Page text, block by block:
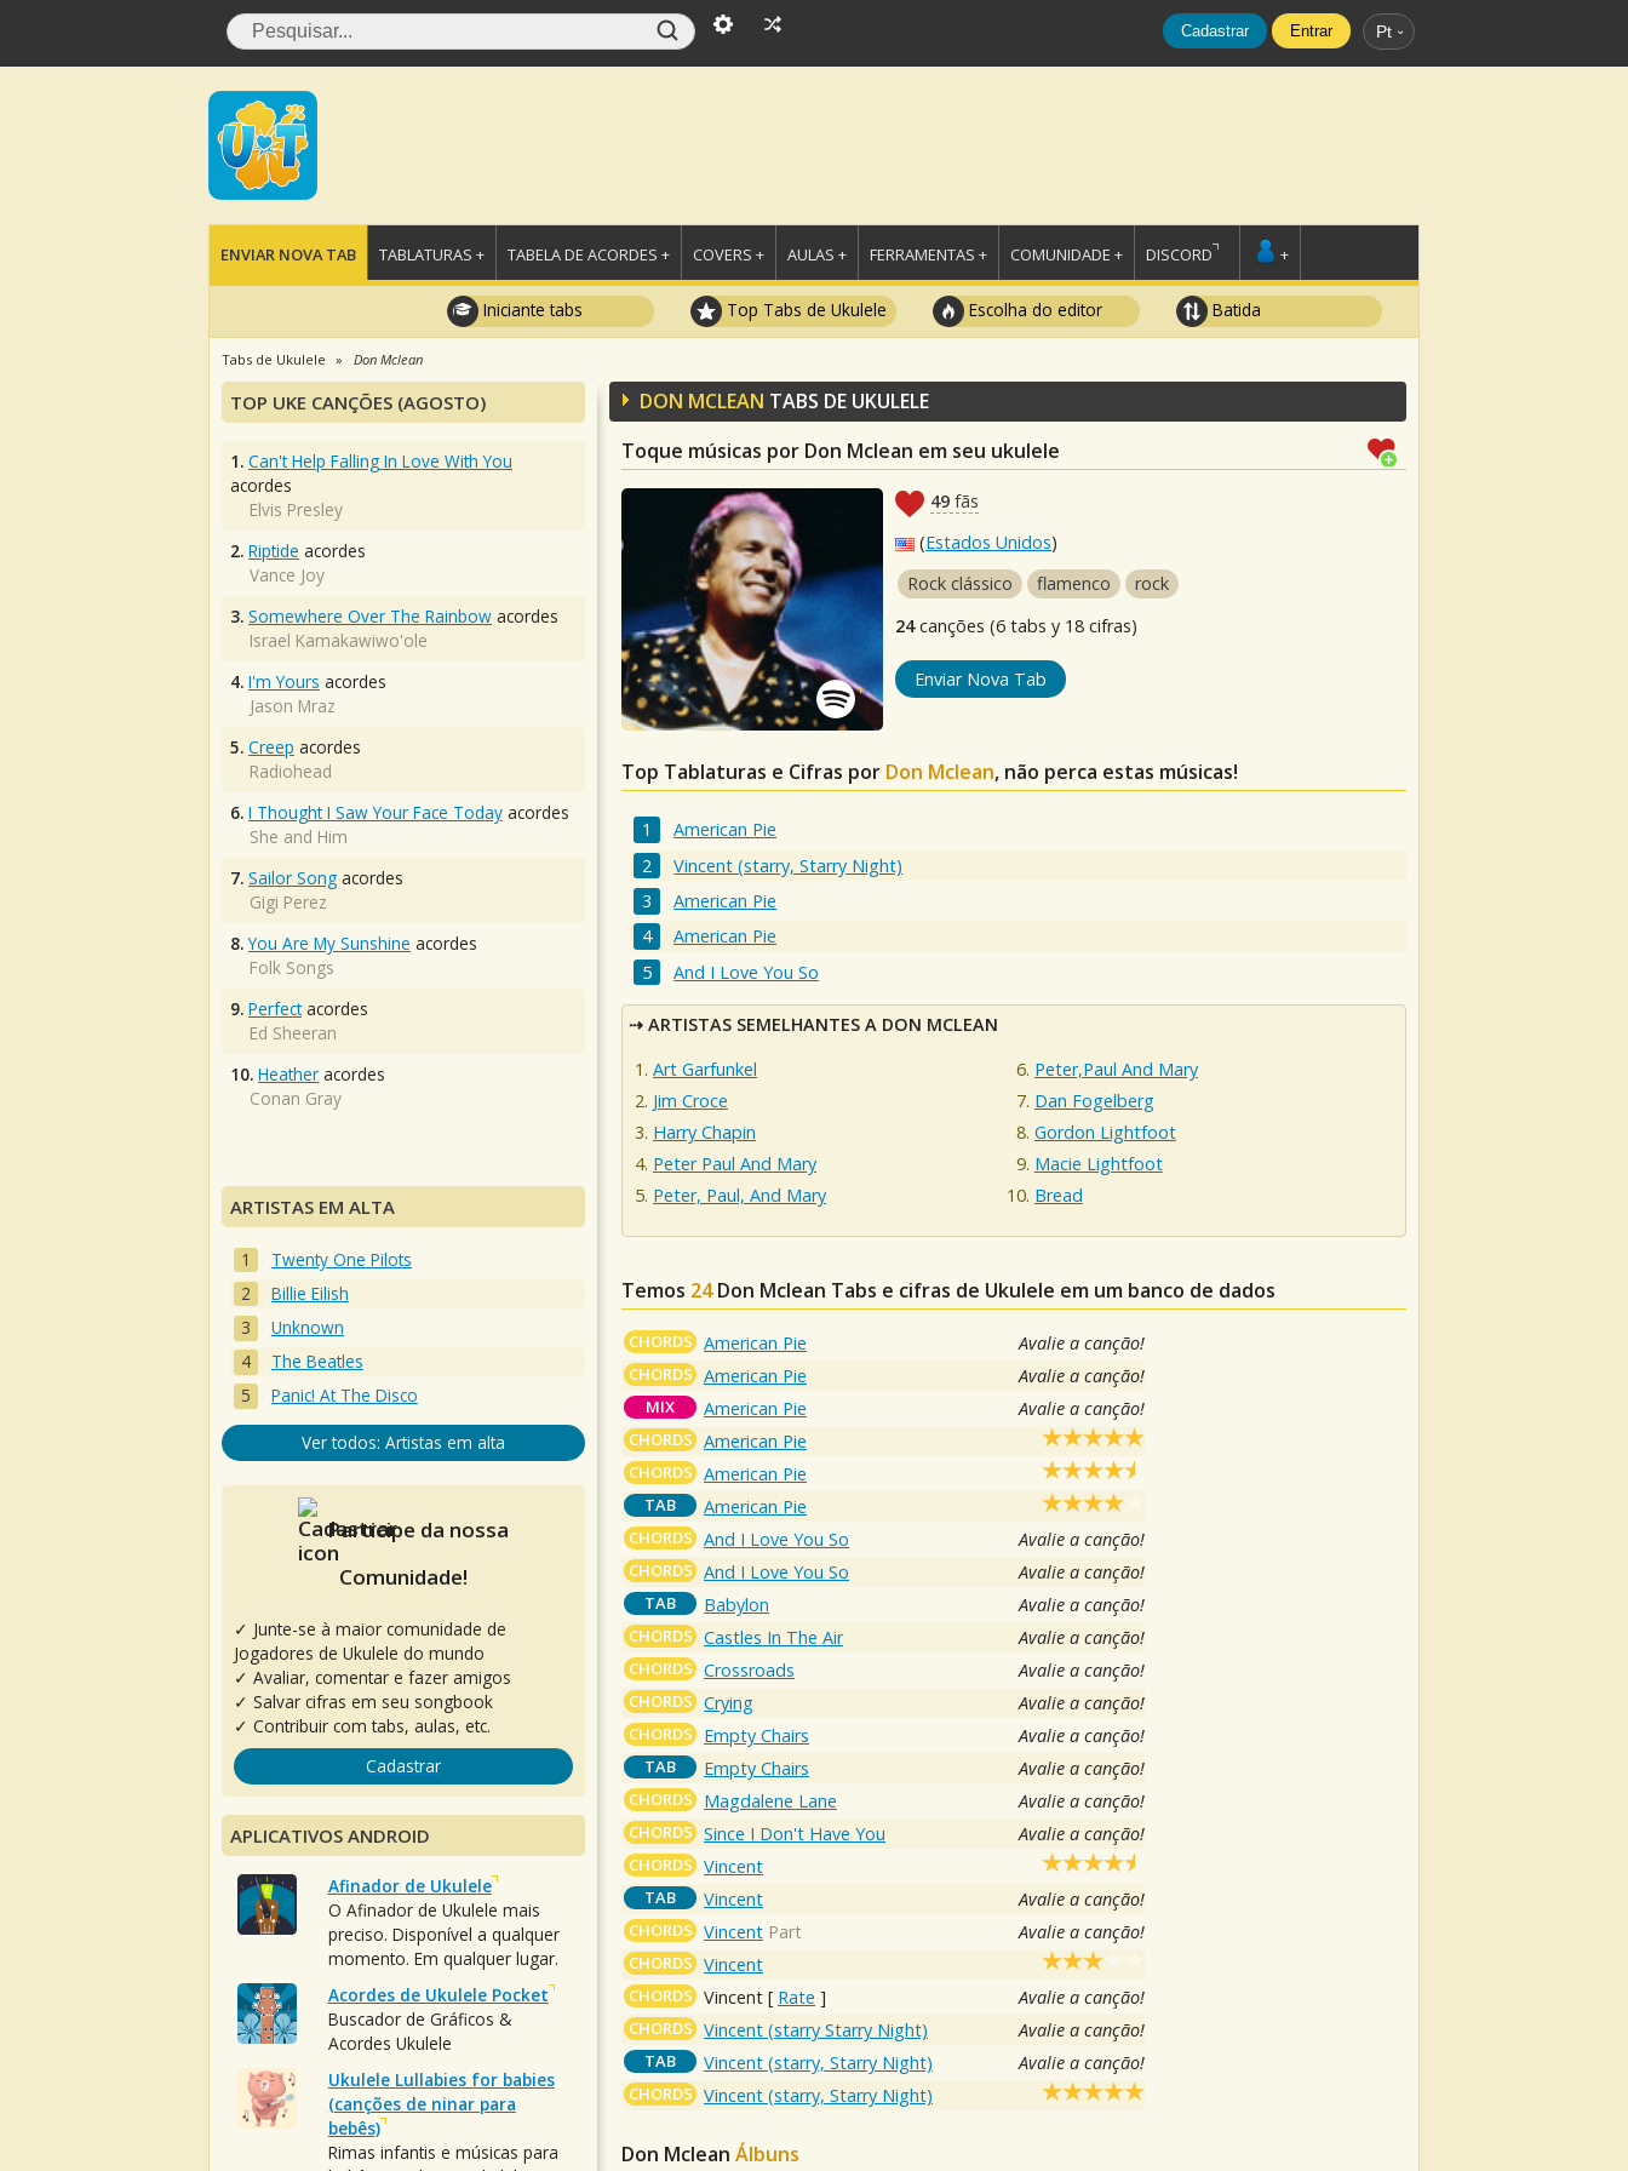
Cadastrar Entrar Pt
ENVIAR NOVA TAB TABLATURAS + TABELA DE ACORDES + COVERS + AULAS + FERRAMENTAS + COMUNIDADE + DISCORD +
Iniciante tabs Top Tabs de Ukulele Escolha do editor Batida
Tabs de Ukulele Don Mclean
DON MCLEAN TABS DE UKULELE
Toque músicas por Don Mclean em seu ukulele
49 fãs
(Estados Unidos)
Rock clássico
flamenco
rock
24canções (6 tabs y 18 cifras)
Enviar Nova Tab
Top Tablaturas e Cifras por Don Mclean, não perca estas músicas!
American Pie
Vincent (starry, Starry Night)
American Pie
American Pie
And I Love You So
ARTISTAS SEMELHANTES A DON MCLEAN
Art Garfunkel
Jim Croce
Harry Chapin
Peter Paul And Mary
Peter, Paul, And Mary
Peter,Paul And Mary
Dan Fogelberg
Gordon Lightfoot
Macie Lightfoot
Bread
Temos 24 Don Mclean Tabs e cifras de Ukulele em um banco de dados
CHORDS American Pie Avalie a canção!
CHORDS American Pie Avalie a canção!
MIX American Pie Avalie a canção!
CHORDS American Pie
CHORDS American Pie
TAB American Pie
CHORDS And I Love You So Avalie a canção!
CHORDS And I Love You So Avalie a canção!
TAB Babylon Avalie a canção!
CHORDS Castles In The Air Avalie a canção!
CHORDS Crossroads Avalie a canção!
CHORDS Crying Avalie a canção!
CHORDS Empty Chairs Avalie a canção!
TAB Empty Chairs Avalie a canção!
CHORDS Magdalene Lane Avalie a canção!
CHORDS Since I Don't Have You Avalie a canção!
CHORDS Vincent
TAB Vincent Avalie a canção!
CHORDS Vincent Part Avalie a canção!
CHORDS Vincent
CHORDS Vincent [ Rate ] Avalie a canção!
CHORDS Vincent (starry Starry Night) Avalie a canção!
TAB Vincent (starry, Starry Night) Avalie a canção!
CHORDS Vincent (starry, Starry Night)
Don Mclean Álbuns
TOP UKE CANÇÕES (AGOSTO)
1. Can't Help Falling In Love With You
acordes
Elvis Presley
2. Riptide acordes
Vance Joy
3. Somewhere Over The Rainbow acordes
Israel Kamakawiwo'ole
4. I'm Yours acordes
Jason Mraz
5. Creep acordes
Radiohead
6. I Thought I Saw Your Face Today acordes
She and Him
7. Sailor Song acordes
Gigi Perez
8. You Are My Sunshine acordes
Folk Songs
9. Perfectacordes
Ed Sheeran
10. Heather acordes
Conan Gray
ARTISTAS EM ALTA
Twenty One Pilots
Billie Eilish
Unknown
The Beatles
Panic! At The Disco
Ver todos: Artistas em alta
Participe da nossa
Comunidade!
✓ Junte-se à maior comunidade de
Jogadores de Ukulele do mundo
✓ Avaliar, comentar e fazer amigos
✓ Salvar cifras em seu songbook
✓ Contribuir com tabs, aulas, etc.
Cadastrar
APLICATIVOS ANDROID
Afinador de Ukulele
O Afinador de Ukulele mais
preciso. Disponível a qualquer
momento. Em qualquer lugar.
Acordes de Ukulele Pocket
Buscador de Gráficos &
Acordes Ukulele
Ukulele Lullabies for babies
(canções de ninar para
bebês)
Rimas infantis e músicas para